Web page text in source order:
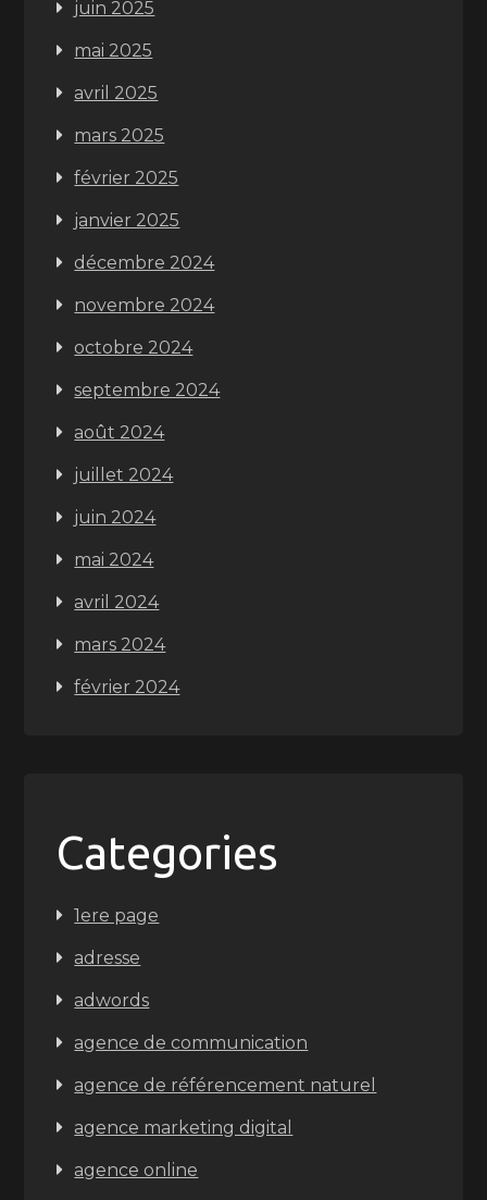
juin 2025
mai 2025
avril 2025
mars 2025
février 2025
janvier 2025
décembre 2024
novembre 2024
octobre 2024
septembre 2024
août 2024
juillet 2024
juin 2024
mai 2024
avril 2024
mars 2024
février 2024
Categories
1ere page
adresse
adwords
agence de communication
agence de référencement naturel
agence marketing digital
agence online